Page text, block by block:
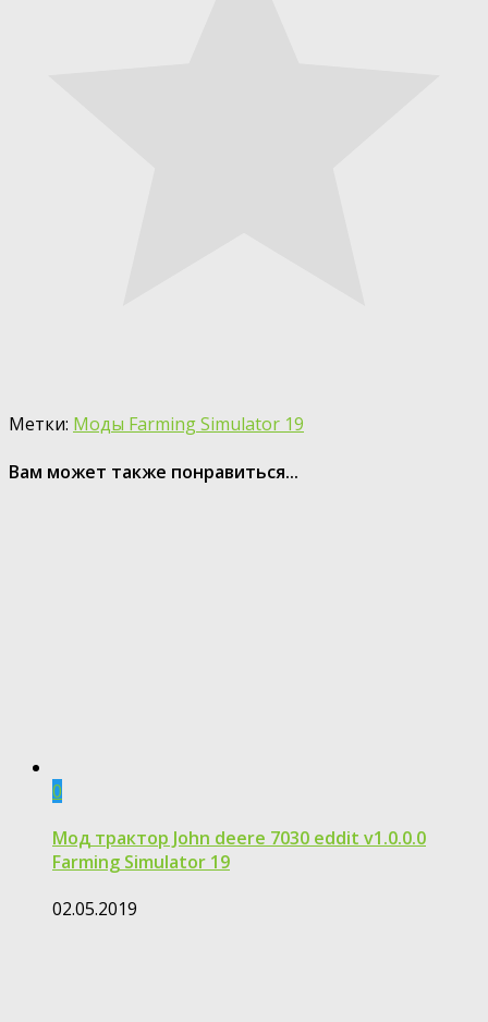
Метки: Моды Farming Simulator 19
Вам может также понравиться...
0
Мод трактор John deere 7030 eddit v1.0.0.0
Farming Simulator 19
02.05.2019